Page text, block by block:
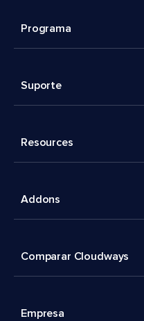
Programa
Suporte
Resources
Addons
Comparar Cloudways
Empresa